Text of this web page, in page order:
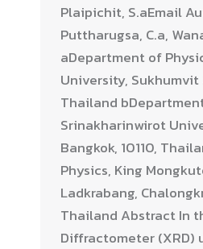
Plaipichit, S.aEmail
Puttharugsa, C.a,
aDepartment of
University, Sukhumvit
Thailand
Srinakharinwirot
Bangkok, 10110,
Physics, King
Ladkrabang,
Thailand Abstract In
Diffractometer (XRD)